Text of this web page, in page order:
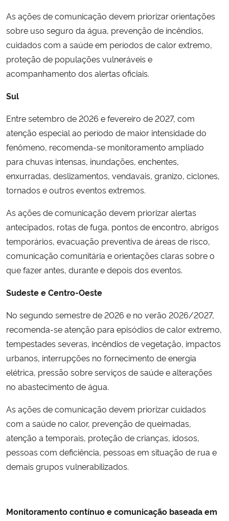
As ações de comunicação devem priorizar orientações
sobre uso seguro da água, prevenção de incêndios,
cuidados com a saúde em períodos de calor extremo,
proteção de populações vulneráveis e
acompanhamento dos alertas oficiais.
Sul
Entre setembro de 2026 e fevereiro de 2027, com
atenção especial ao período de maior intensidade do
fenômeno, recomenda-se monitoramento ampliado
para chuvas intensas, inundações, enchentes,
enxurradas, deslizamentos, vendavais, granizo, ciclones,
tornados e outros eventos extremos.
As ações de comunicação devem priorizar alertas
antecipados, rotas de fuga, pontos de encontro, abrigos
temporários, evacuação preventiva de áreas de risco,
comunicação comunitária e orientações claras sobre o
que fazer antes, durante e depois dos eventos.
Sudeste e Centro-Oeste
No segundo semestre de 2026 e no verão 2026/2027,
recomenda-se atenção para episódios de calor extremo,
tempestades severas, incêndios de vegetação, impactos
urbanos, interrupções no fornecimento de energia
elétrica, pressão sobre serviços de saúde e alterações
no abastecimento de água.
As ações de comunicação devem priorizar cuidados
com a saúde no calor, prevenção de queimadas,
atenção a temporais, proteção de crianças, idosos,
pessoas com deficiência, pessoas em situação de rua e
demais grupos vulnerabilizados.
Monitoramento contínuo e comunicação baseada em